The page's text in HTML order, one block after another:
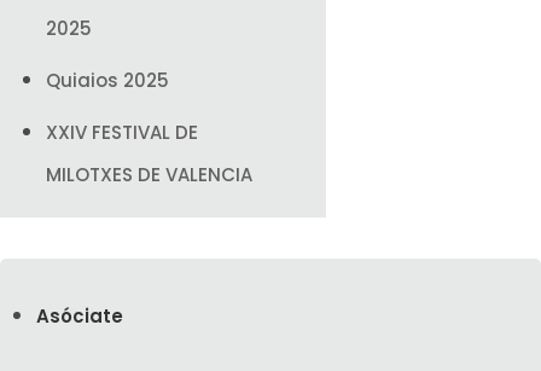
2025
Quiaios 2025
XXIV FESTIVAL DE
MILOTXES DE VALENCIA
India 2025
Marsella 2024
Asóciate